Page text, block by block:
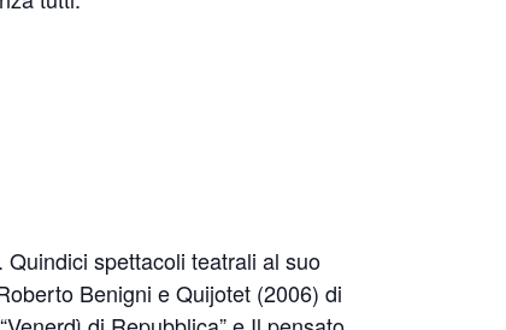
spettacoli teatrali al suo
Benigni e Quijotet (2006) di